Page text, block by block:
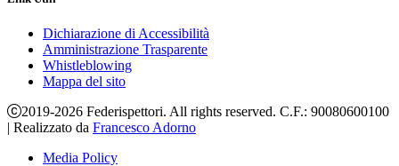
Dichiarazione di Accessibilità
Amministrazione Trasparente
Whistleblowing
Mappa del sito
2019-2026 Federispettori. All rights reserved. C.F.: 90080600100
| Realizzato da Francesco Adorno
Media Policy